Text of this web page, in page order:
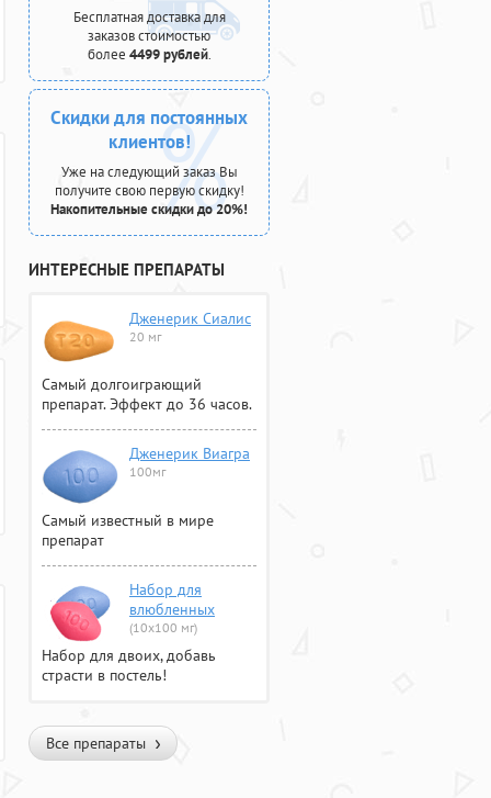
Бесплатная доставка для
заказов стоимостью
более 4499 рублей.
Скидки для постоянных
клиентов!
Уже на следующий заказ Вы
получите свою первую скидку!
Накопительные скидки до 20%!
ИНТЕРЕСНЫЕ ПРЕПАРАТЫ
Дженерик Сиалис
20 мг
Самый долгоиграющий
препарат. Эффект до 36 часов.
Дженерик Виагра
100мг
Самый известный в мире
препарат
Набор для
влюбленных
(10х100 мг)
Набор для двоих, добавь
страсти в постель!
Все препараты